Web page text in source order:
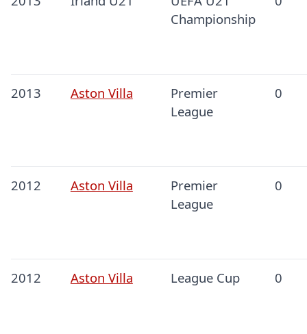
Championship
2013 Aston Villa
Premier
League
0
2012 Aston Villa
Premier
League
0
2012 Aston Villa League Cup 0